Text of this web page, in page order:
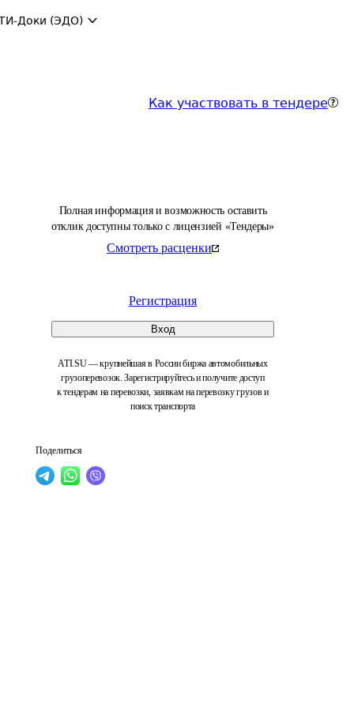
Доки (ЭДО)
Как участвовать в тендере
Полная информация и возможность оставить
отклик доступны только с лицензией «Тендеры»
Смотреть расценки
Регистрация
Вход
ATI.SU — крупнейшая в России биржа автомобильных
грузоперевозок. Зарегистрируйтесь и получите доступ
к тендерам на перевозки, заявкам на перевозку грузов и
поиск транспорта
Поделиться